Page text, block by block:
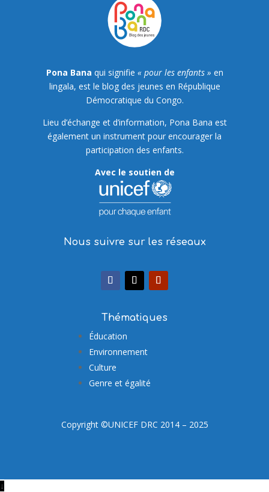
Pona Bana qui signifie « pour les enfants » en
lingala, est le blog des jeunes en République
Démocratique du Congo.
Lieu d’échange et d’information, Pona Bana est
également un instrument pour encourager la
participation des enfants.
Avec le soutien de
Nous suivre sur les réseaux
Thématiques
Éducation
Environnement
Culture
Genre et égalité
Copyright ©UNICEF DRC 2014 – 2025
↓